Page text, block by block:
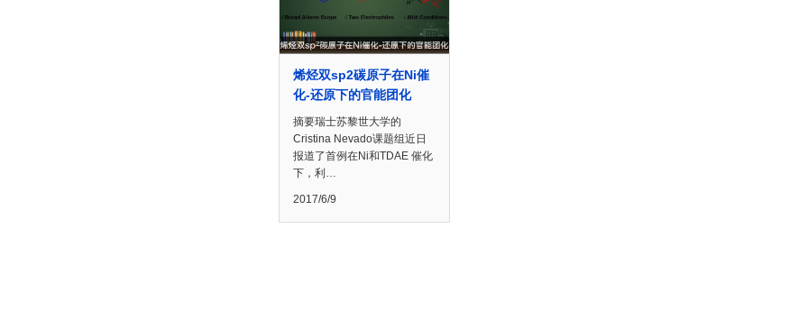
烯烃双sp2碳原子在Ni催
化-还原下的官能团化
摘要瑞士苏黎世大学的
Cristina Nevado课题组近日
报道了首例在Ni和TDAE 催化
下，利…
2017/6/9